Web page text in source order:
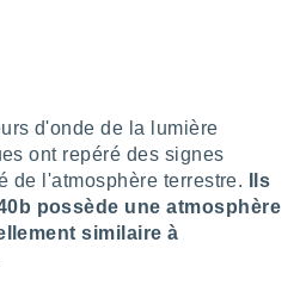
d'onde de la lumière
ont repéré des signes
de l'atmosphère terrestre. Ils
possède une atmosphère
similaire à